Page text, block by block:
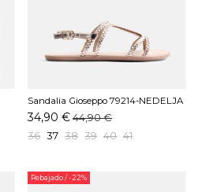
Sandalia Gioseppo 79214-NEDELJA
Platino
34,90 € 44,90 €
36 37 38 39 40 41
Rebajado/ -22%